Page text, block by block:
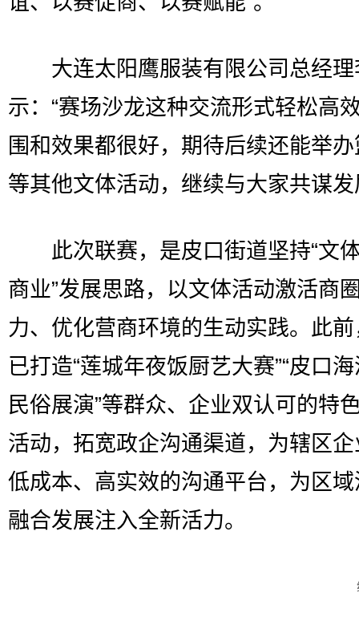
大连太阳鹰服装有限公司总经理
示：“赛场沙龙这种交流形式轻松高
围和效果都很好，期待后续还能举
等其他文体活动，继续与大家共谋发
此次联赛，是皮口街道坚持“文
商业”发展思路，以文体活动激活商
力、优化营商环境的生动实践。此
已打造“莲城年夜饭厨艺大赛”“皮口
民俗展演”等群众、企业双认可的特
活动，拓宽政企沟通渠道，为辖区
低成本、高实效的沟通平台，为区
融合发展注入全新活力。